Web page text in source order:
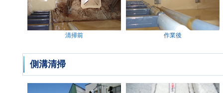
清掃前 作業後
側溝清掃